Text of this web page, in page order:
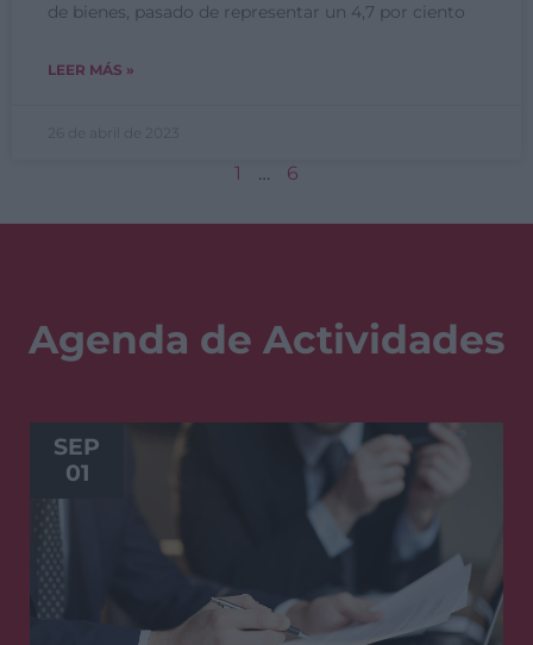
de bienes, pasado de representar un 4,7 por ciento
LEER MÁS »
1 … 6
Agenda de Actividades
SEP
01